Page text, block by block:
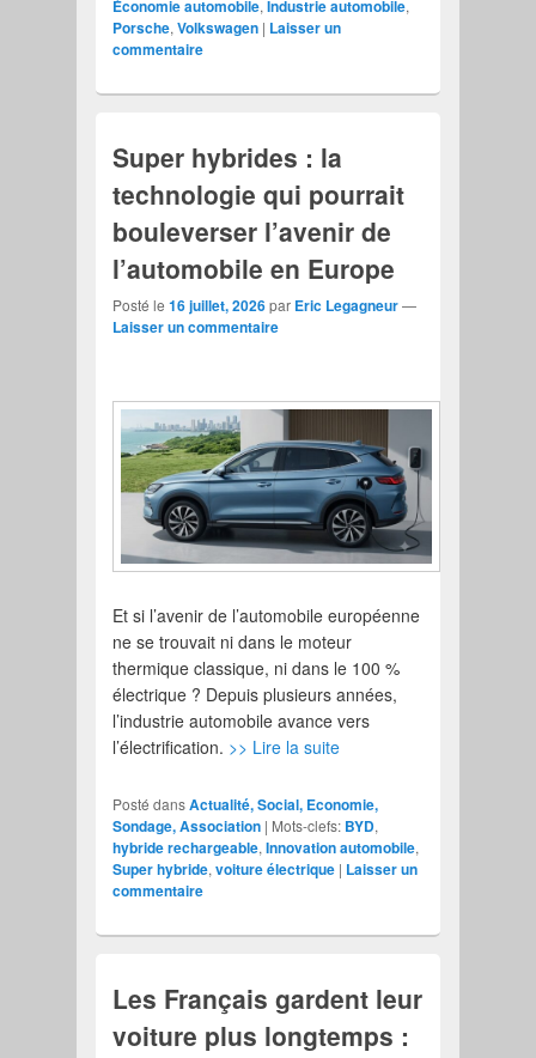
Économie automobile,Industrie automobile,
Porsche,Volkswagen | Laisser un
commentaire
Super hybrides : la
technologie qui pourrait
bouleverser l’avenir de
l’automobile en Europe
Posté le16 juillet, 2026par Eric Legagneur—
Laisser un commentaire
Et si l’avenir de l’automobile européenne
ne se trouvait ni dans le moteur
thermique classique, ni dans le 100 %
électrique ? Depuis plusieurs années,
l’industrie automobile avance vers
l’électrification. >> Lire la suite
Posté dansActualité, Social, Economie,
Sondage, Association | Mots-clefs: BYD,
hybride rechargeable,Innovation automobile,
Super hybride,voiture électrique | Laisser un
commentaire
Les Français gardent leur
voiture plus longtemps :